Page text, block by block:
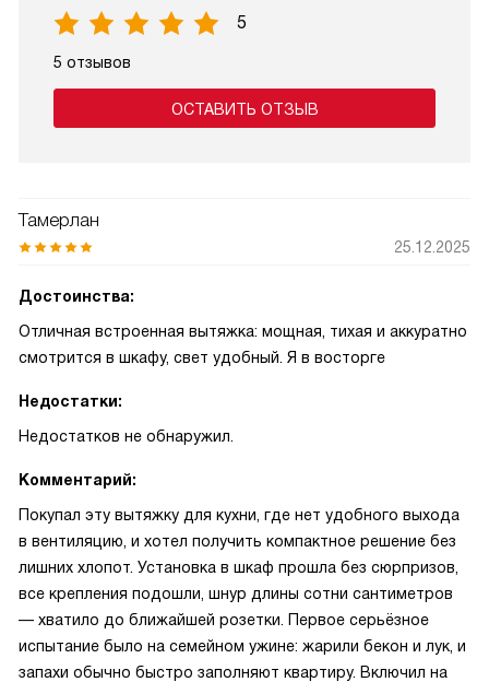
5
5 отзывов
ОСТАВИТЬ ОТЗЫВ
Тамерлан
25.12.2025
Достоинства:
Отличная встроенная вытяжка: мощная, тихая и аккуратно
смотрится в шкафу, свет удобный. Я в восторге
Недостатки:
Недостатков не обнаружил.
Комментарий:
Покупал эту вытяжку для кухни, где нет удобного выхода
в вентиляцию, и хотел получить компактное решение без
лишних хлопот. Установка в шкаф прошла без сюрпризов,
все крепления подошли, шнур длины сотни сантиметров
— хватило до ближайшей розетки. Первое серьёзное
испытание было на семейном ужине: жарили бекон и лук, и
запахи обычно быстро заполняют квартиру. Включил на